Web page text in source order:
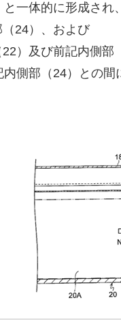
一体的に形成され
24）、および
）及び前記内側部
側部（24）との間